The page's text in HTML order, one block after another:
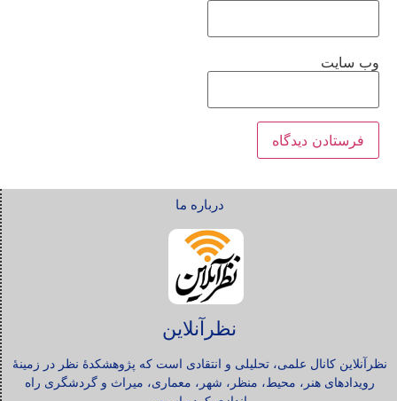
وب‌ سایت
درباره ما
نظرآنلاین
نظرآنلاین کانال علمی، تحلیلی و انتقادی است که پژوهشکدۀ نظر در زمینۀ
رویدادهای هنر، محیط، منظر، شهر، معماری، میراث و گردشگری راه